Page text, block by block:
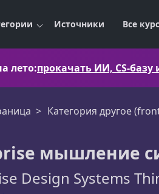
Источники Все
лето:прокачать ИИ, CS-
Категория другое
мышление
Design Systems